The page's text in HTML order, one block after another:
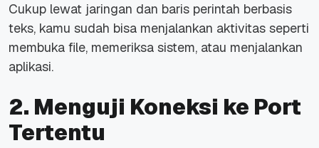
Cukup lewat jaringan dan baris perintah berbasis
teks, kamu sudah bisa menjalankan aktivitas seperti
membuka file, memeriksa sistem, atau menjalankan
aplikasi.
2. Menguji Koneksi ke Port
Tertentu